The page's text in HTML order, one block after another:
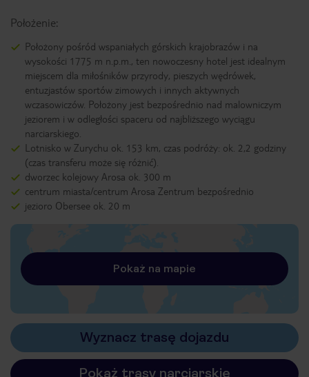
Położenie:
Położony pośród wspaniałych górskich krajobrazów i na
wysokości 1775 m n.p.m., ten nowoczesny hotel jest idealnym
miejscem dla miłośników przyrody, pieszych wędrówek,
entuzjastów sportów zimowych i innych aktywnych
wczasowiczów. Położony jest bezpośrednio nad malowniczym
jeziorem i w odległości spaceru od najbliższego wyciągu
narciarskiego.
Lotnisko w Zurychu ok. 153 km, czas podróży: ok. 2,2 godziny
(czas transferu może się różnić).
dworzec kolejowy Arosa ok. 300 m
centrum miasta/centrum Arosa Zentrum bezpośrednio
jezioro Obersee ok. 20 m
Pokaż na mapie
Wyznacz trasę dojazdu
Pokaż trasy narciarskie